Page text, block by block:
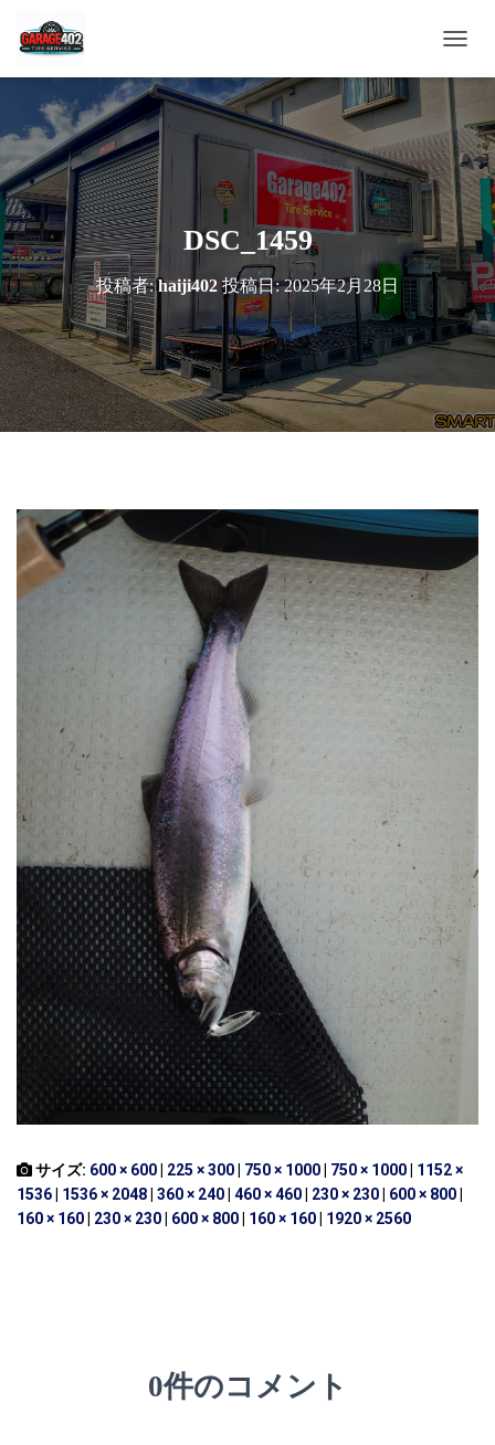
ビ
ゲ
ー
シ
ョ
ン
を
切
り
替
え
DSC_1459
投稿者:haiji402 投稿日:2025年2月28日
サイズ: 600 × 600 225 × 300 750 × 1000 750 × 1000
1152 ×
1536
1536 × 2048 360 × 240 460 × 460 230 × 230 600 × 800
160 × 160
230 × 230 600 × 800 160 × 160 1920 × 2560
0件のコメント